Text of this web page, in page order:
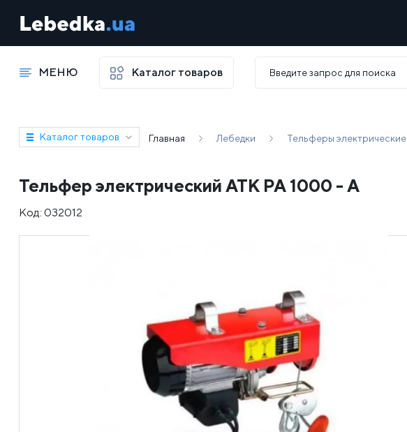
МЕНЮ Каталог товаров
Каталог товаров Главная Лебедки Тельферы электрические
Тельфер электрический АТК РА 1000 - А
Код: 032012